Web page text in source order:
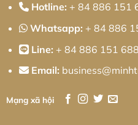
Hotline: + 84 886 151
Whatsapp: + 84 886
Line: + 84 886 151 688
Email:
Mạng xã hội